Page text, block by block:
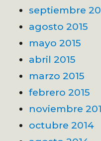
septiembre
agosto 2015
mayo 2015
abril 2015
marzo 2015
febrero 2015
noviembre
octubre 2014